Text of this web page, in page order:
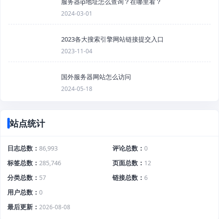
2024-03-01
2023各大搜索引擎网站链接提交入口
2023-11-04
国外服务器网站怎么访问
2024-05-18
站点统计
日志总数 86,993 评论总数
0
标签总数
285,746 页面总数
12
分类总数
57 链接总数
6
用户总数
0
最后更新
2026-08-08